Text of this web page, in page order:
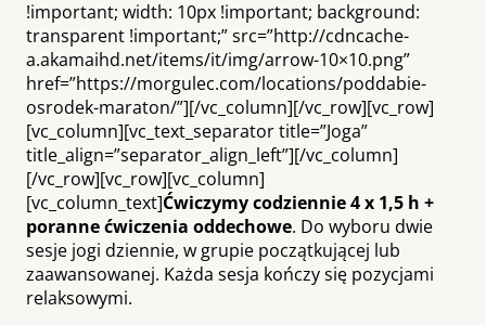
!important; width: 10px !important; background:
transparent !important;” src=”http://cdncache-
a.akamaihd.net/items/it/img/arrow-10×10.png”
href=”https://morgulec.com/locations/poddabie-
osrodek-maraton/”][/vc_column][/vc_row][vc_row]
[vc_column][vc_text_separator title=”Joga”
title_align=”separator_align_left”][/vc_column]
[/vc_row][vc_row][vc_column]
[vc_column_text]Ćwiczymy codziennie 4 x 1,5 h +
poranne ćwiczenia oddechowe. Do wyboru dwie
sesje jogi dziennie, w grupie początkującej lub
zaawansowanej. Każda sesja kończy się pozycjami
relaksowymi.